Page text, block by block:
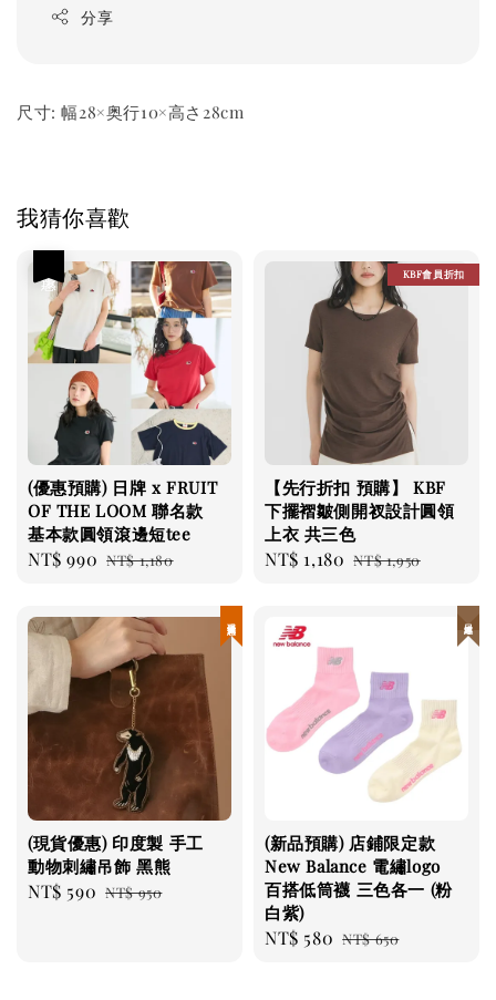
分享
尺寸: 幅28×奥行10×高さ28cm
我猜你喜歡
(優惠預購) 日牌 x FRUIT
OF THE LOOM 聯名款
基本款圓領滾邊短tee
Sale
NT$ 990 Regular
NT$ 1,180
KBF會員折扣
【先行折扣 預購】 KBF
下擺褶皺側開衩設計圓領
上衣 共三色
Sale
NT$ 1,180 Regular
NT$ 1,950
(現貨優惠) 印度製 手工
動物刺繡吊飾 黑熊
Sale
NT$ 590 Regular
NT$ 950
(新品預購) 店鋪限定款
New Balance 電繡logo
百搭低筒襪 三色各一 (粉
白紫)
Sale
NT$ 580 Regular
NT$ 650